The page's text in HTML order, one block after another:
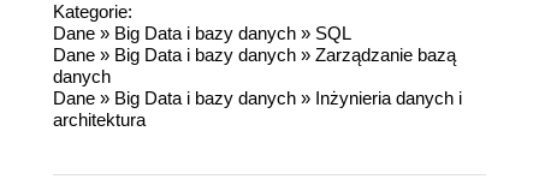
Kategorie:
Dane » Big Data i bazy danych » SQL
Dane » Big Data i bazy danych » Zarządzanie bazą
danych
Dane » Big Data i bazy danych » Inżynieria danych i
architektura